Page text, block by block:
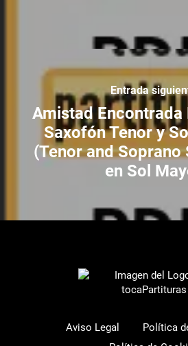
Entrada
Amistad
Saxofón Tenor y
(Tenor and Soprano
en Sol
Aviso Legal
Política